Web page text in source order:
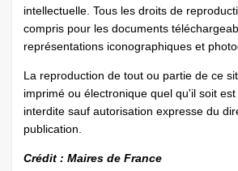
intellectuelle. Tous les droits de
compris pour les documents
représentations iconographiques et
La reproduction de tout ou partie de ce
imprimé ou électronique quel qu'il soit
interdite sauf autorisation expresse du
publication.
Crédit : Maires de France